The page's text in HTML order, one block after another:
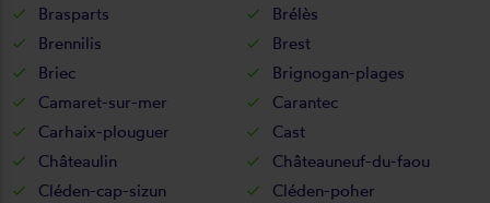
Brasparts
Brélès
Brennilis
Brest
Briec
Brignogan-plages
Camaret-sur-mer
Carantec
Carhaix-plouguer
Cast
Châteaulin
Châteauneuf-du-faou
Cléden-cap-sizun
Cléden-poher